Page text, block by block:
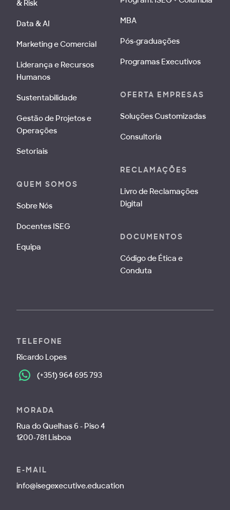
& Risk
Data & AI
Marketing e Comercial
Liderança e Recursos
Humanos
Sustentabilidade
Gestão de Projetos e
Operações
Setoriais
QUEM SOMOS
Sobre Nós
Docentes ISEG
Equipa
MBA
Pós-graduações
Programas Executivos
OFERTA EMPRESAS
Soluções Customizadas
Consultoria
RECLAMAÇÕES
Livro de Reclamações
Digital
DOCUMENTOS
Código de Ética e
Conduta
TELEFONE
Ricardo Lopes
(+351) 964 695 793
MORADA
Rua do Quelhas 6 - Piso 4
1200-781 Lisboa
E-MAIL
info@isegexecutive.education